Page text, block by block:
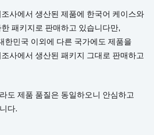
사에서 생산된 제품에 한국어 케이스와
패키지로 판매하고 있습니다만,
한민국 이외에 다른 국가에도 제품을
사에서 생산된 패키지 그대로 판매하고
도 제품 품질은 동일하오니 안심하고
다.